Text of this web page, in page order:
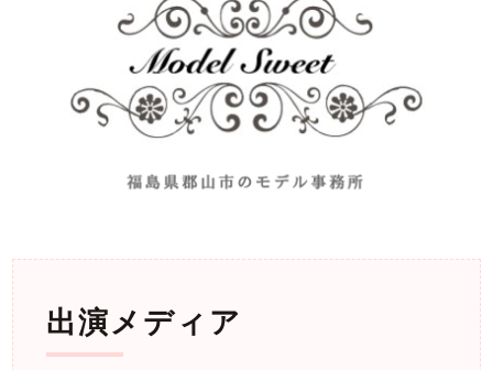
Model Sweet |福島県
郡山市のモデル事務
出演メディア